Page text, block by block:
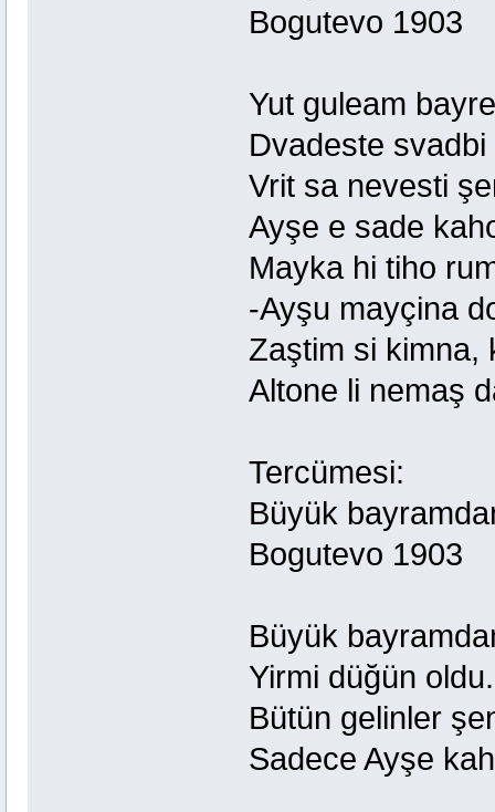
Bogutevo 1903
Yut guleam
Dvadeste
Vrit sa nevesti
Ayşe e sade
Mayka hi tiho
-Ayşu mayçina
Zaştim si kimna,
Altone li nemaş
Tercümesi:
Büyük
Bogutevo 1903
Büyük
Yirmi düğün oldu.
Bütün gelinler
Sadece Ayşe